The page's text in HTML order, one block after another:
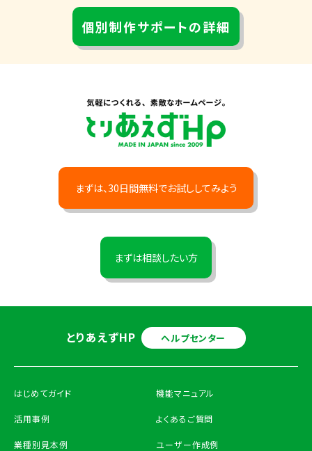
個別制作サポートの詳細
まずは、30日間無料でお試ししてみよう
まずは相談したい方
とりあえずHP ヘルプセンター
はじめてガイド
活用事例
業種別見本例
機能マニュアル
よくあるご質問
ユーザー作成例